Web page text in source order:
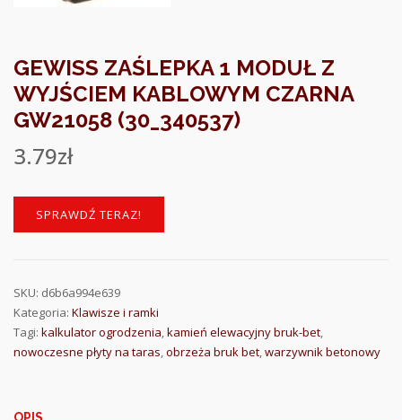
GEWISS ZAŚLEPKA 1 MODUŁ Z
WYJŚCIEM KABLOWYM CZARNA
GW21058 (30_340537)
3.79zł
SPRAWDŹ TERAZ!
SKU: d6b6a994e639
Kategoria: Klawisze i ramki
Tagi: kalkulator ogrodzenia,kamień elewacyjny bruk-bet,
nowoczesne płyty na taras,obrzeża bruk bet,warzywnik betonowy